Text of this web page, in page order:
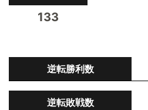
133
逆転勝利数
逆転敗戦数